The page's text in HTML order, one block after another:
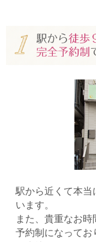
駅から近くて本当
います。
また、貴重なお
予約制になってお